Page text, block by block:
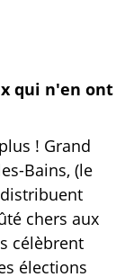
qui n'en ont
! Grand
Bains, (le
distribuent
chers aux
célèbrent
élections